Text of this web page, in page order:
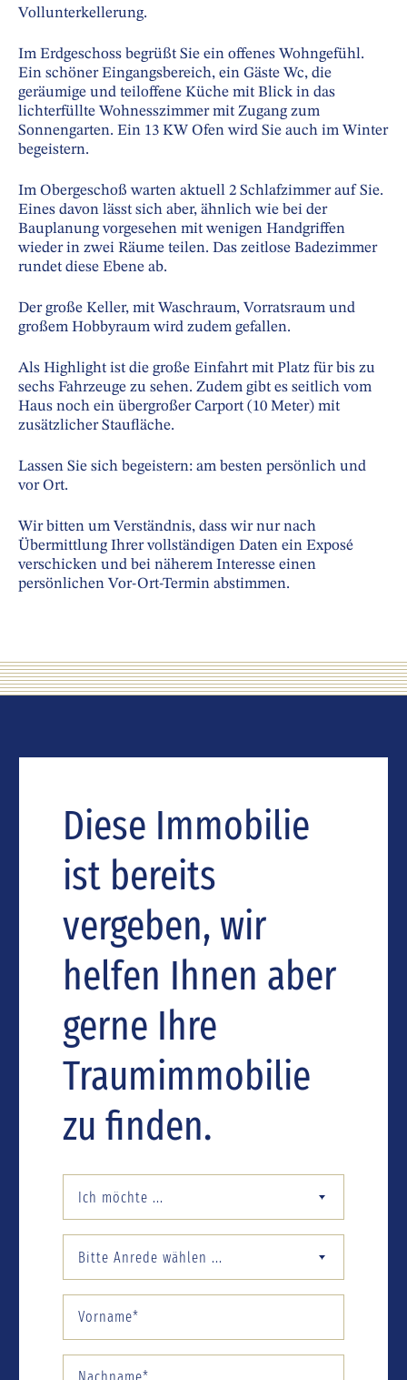
Vollunterkellerung.
Im Erdgeschoss begrüßt Sie ein offenes Wohngefühl.
Ein schöner Eingangsbereich, ein Gäste Wc, die
geräumige und teiloffene Küche mit Blick in das
lichterfüllte Wohnesszimmer mit Zugang zum
Sonnengarten. Ein 13 KW Ofen wird Sie auch im Winter
begeistern.
Im Obergeschoß warten aktuell 2 Schlafzimmer auf Sie.
Eines davon lässt sich aber, ähnlich wie bei der
Bauplanung vorgesehen mit wenigen Handgriffen
wieder in zwei Räume teilen. Das zeitlose Badezimmer
rundet diese Ebene ab.
Der große Keller, mit Waschraum, Vorratsraum und
großem Hobbyraum wird zudem gefallen.
Als Highlight ist die große Einfahrt mit Platz für bis zu
sechs Fahrzeuge zu sehen. Zudem gibt es seitlich vom
Haus noch ein übergroßer Carport (10 Meter) mit
zusätzlicher Staufläche.
Lassen Sie sich begeistern: am besten persönlich und
vor Ort.
Wir bitten um Verständnis, dass wir nur nach
Übermittlung Ihrer vollständigen Daten ein Exposé
verschicken und bei näherem Interesse einen
persönlichen Vor-Ort-Termin abstimmen.
Diese Immobilie
ist bereits
vergeben, wir
helfen Ihnen aber
gerne Ihre
Traumimmobilie
zu finden.
Ich möchte ...
Bitte Anrede wählen ...